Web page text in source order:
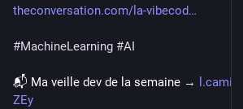
theconversation.com/la-vibecod
#MachineLearning #AI
📬 Ma veille dev de la semaine →
ZEy